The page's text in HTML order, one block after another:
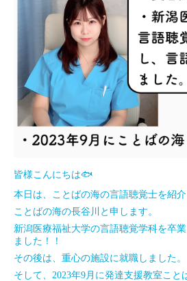
皆様こんにちは🐟
本日は、ことばの海の言語聴覚士を紹介
ことばの海の長谷川と申します。
新潟医療福祉大学の言語聴覚学科を卒
ました！！
その後は、重心の施設に就職しました。
そして、2023年9月に発達支援教室こと